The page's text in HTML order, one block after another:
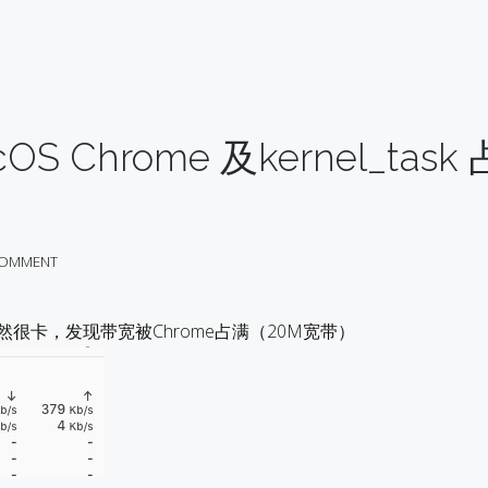
Chrome 及kernel_task
很卡，发现带宽被Chrome占满（20M宽带）